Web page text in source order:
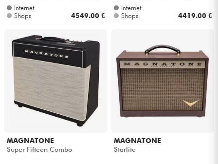
Internet
Shops
4549.00 €
Internet
Shops
4419.00 €
MAGNATONE
Super Fifteen Combo
MAGNATONE
Starlite